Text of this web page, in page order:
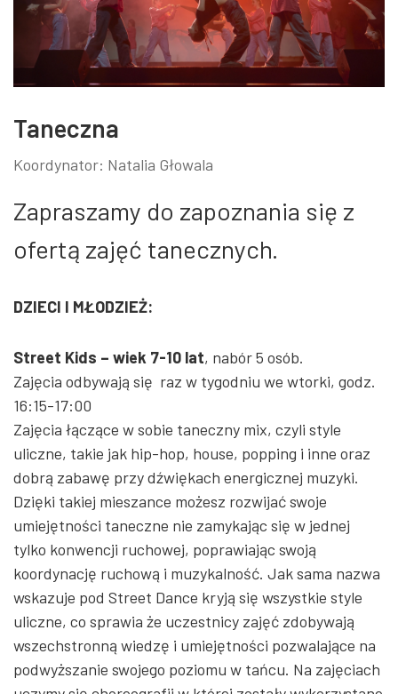
Taneczna
Koordynator: Natalia Głowala
Zapraszamy do zapoznania się z
ofertą zajęć tanecznych.
DZIECI I MŁODZIEŻ:
Street Kids – wiek 7-10 lat, nabór 5 osób.
Zajęcia odbywają się raz w tygodniu we wtorki, godz.
16:15-17:00
Zajęcia łączące w sobie taneczny mix, czyli style
uliczne, takie jak hip-hop, house, popping i inne oraz
dobrą zabawę przy dźwiękach energicznej muzyki.
Dzięki takiej mieszance możesz rozwijać swoje
umiejętności taneczne nie zamykając się w jednej
tylko konwencji ruchowej, poprawiając swoją
koordynację ruchową i muzykalność. Jak sama nazwa
wskazuje pod Street Dance kryją się wszystkie style
uliczne, co sprawia że uczestnicy zajęć zdobywają
wszechstronną wiedzę i umiejętności pozwalające na
podwyższanie swojego poziomu w tańcu. Na zajęciach